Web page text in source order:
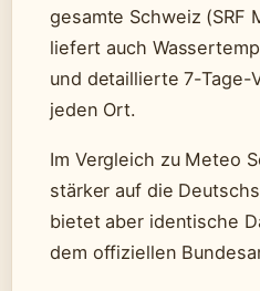
gesamte Schweiz (SRF
liefert auch
und detaillierte 7-Tage-
jeden Ort.
Im Vergleich zu Meteo
stärker auf die
bietet aber identische
dem offiziellen